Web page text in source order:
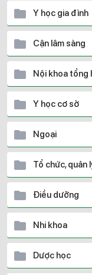
Y học gia đình
Cận lâm sàng
Nội khoa tổng
Y học cơ sở
Ngoại
Tổ chức, quản
Điều dưỡng
Nhi khoa
Dược học